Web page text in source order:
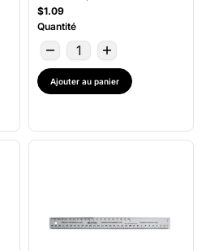
$1.09
Quantité
Ajouter au panier